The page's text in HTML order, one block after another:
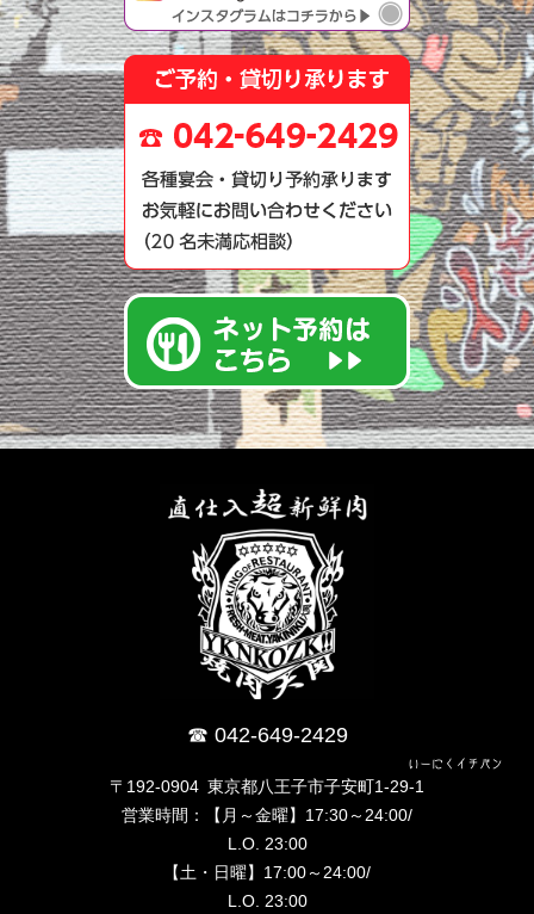
042-649-2429
いーにくイチバン
〒192-0904 東京都八王子市子安町1-29-1
営業時間：【月～金曜】17:30～24:00/
L.O. 23:00
【土・日曜】17:00～24:00/
L.O. 23:00